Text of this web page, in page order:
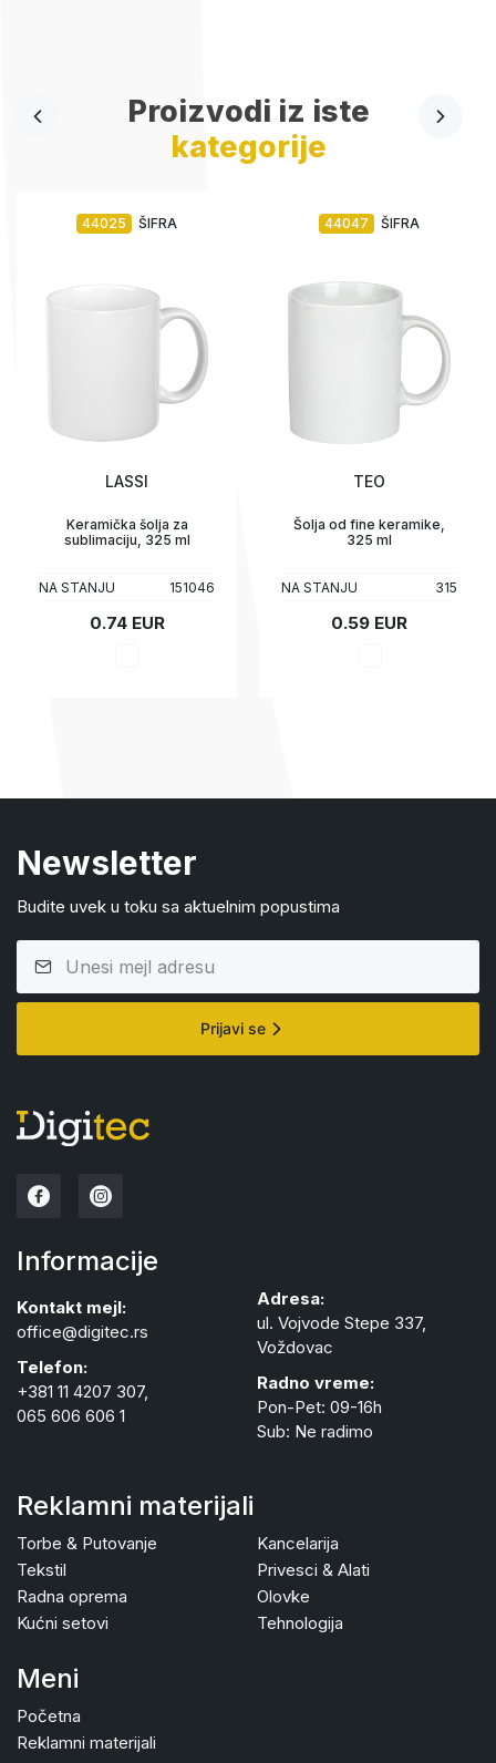
Proizvodi iz iste
kategorije
ŠIFRA
44025
LASSI
Keramička šolja za
sublimaciju, 325 ml
NA STANJU 151046
0.74 EUR
ŠIFRA
44047
TEO
Šolja od fine keramike,
325 ml
NA STANJU 315
0.59 EUR
Newsletter
Budite uvek u toku sa aktuelnim popustima
Prijavi se
Informacije
Kontakt mejl:
office@digitec.rs
Telefon:
+381 11 4207 307,
065 606 606 1
Adresa:
ul. Vojvode Stepe 337,
Voždovac
Radno vreme:
Pon-Pet: 09-16h
Sub: Ne radimo
Reklamni materijali
Torbe & Putovanje
Tekstil
Radna oprema
Kućni setovi
Kancelarija
Privesci & Alati
Olovke
Tehnologija
Meni
Početna
Reklamni materijali